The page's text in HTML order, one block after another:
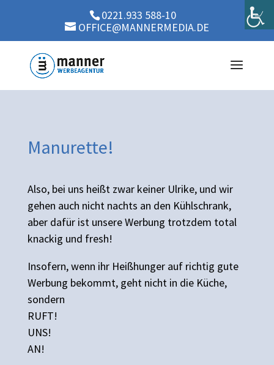
0221.933 588-10
OFFICE@MANNERMEDIA.DE
Manurette!
Also, bei uns heißt zwar keiner Ulrike, und wir
gehen auch nicht nachts an den Kühlschrank,
aber dafür ist unsere Werbung trotzdem total
knackig und fresh!
Insofern, wenn ihr Heißhunger auf richtig gute
Werbung bekommt, geht nicht in die Küche,
sondern
RUFT!
UNS!
AN!